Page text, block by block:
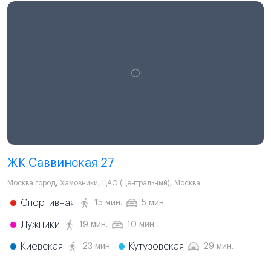
ЖК Саввинская 27
Москва город, Хамовники, ЦАО (Центральный), Москва
Спортивная 15 мин. 5 мин.
Лужники 19 мин. 10 мин.
Киевская 23 мин. Кутузовская 29 мин.